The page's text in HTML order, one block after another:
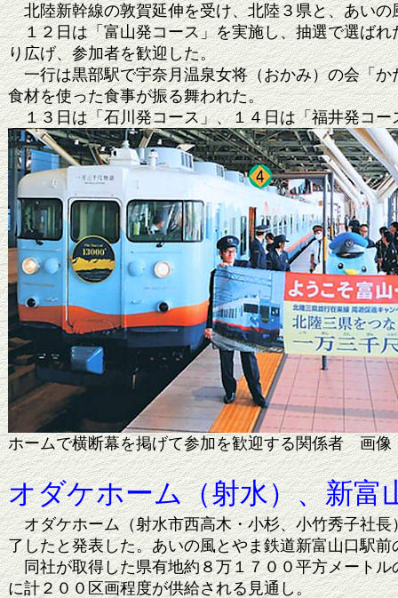
北陸新幹線の敦賀延伸を受け、北陸３県と、あいの
１２日は「富山発コース」を実施し、抽選で選ばれ
り広げ、参加者を歓迎した。
一行は黒部駅で宇奈月温泉女将（おかみ）の会「か
食材を使った食事が振る舞われた。
１３日は「石川発コース」、１４日は「福井発コー
ホームで横断幕を掲げて参加を歓迎する関係者
オダケホーム（射水）、新
オダケホーム（射水市西高木・小杉、小竹秀子社長
了したと発表した。あいの風とやま鉄道新富山口駅
同社が取得した県有地約８万１７００平方メートル
に計２００区画程度が供給される見通し。